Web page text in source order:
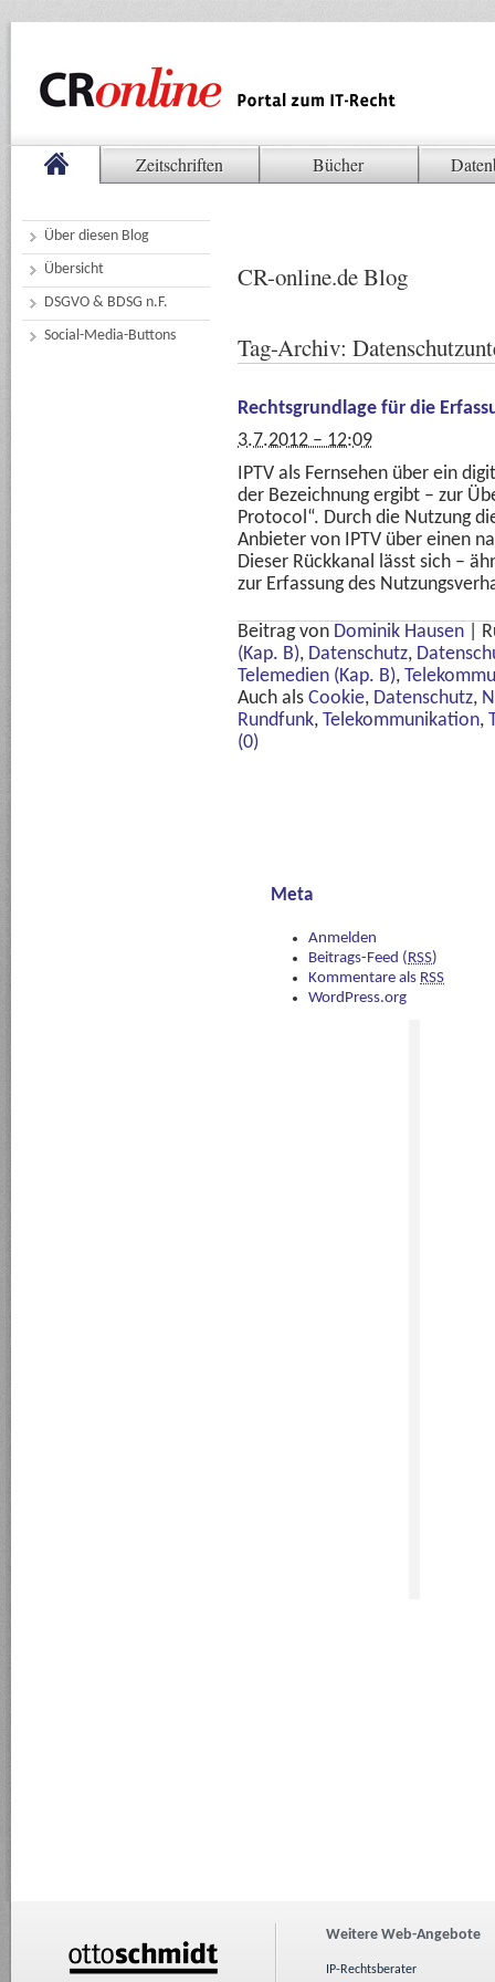
Zeitschriften Bücher
Über diesen Blog
Übersicht
DSGVO & BDSG n.F.
Social-Media-Buttons
CR-online.de Blog
Tag-Archiv:
Rechtsgrundlage für die
3.7.2012 – 12:09
IPTV als Fernsehen über ein
der Bezeichnung ergibt – zur
Protocol“. Durch die Nutzung
Anbieter von IPTV über einen
Dieser Rückkanal lässt sich –
zur Erfassung des
Beitrag von Dominik Hausen
(Kap. B), Datenschutz,
Telemedien (Kap. B),
Auch als Cookie, Datenschutz,
Rundfunk, Telekommunikation,
(0)
Meta
Anmelden
Beitrags-Feed (RSS)
Kommentare als RSS
WordPress.org
Weitere Web-Angebote
IP-Rechtsberater